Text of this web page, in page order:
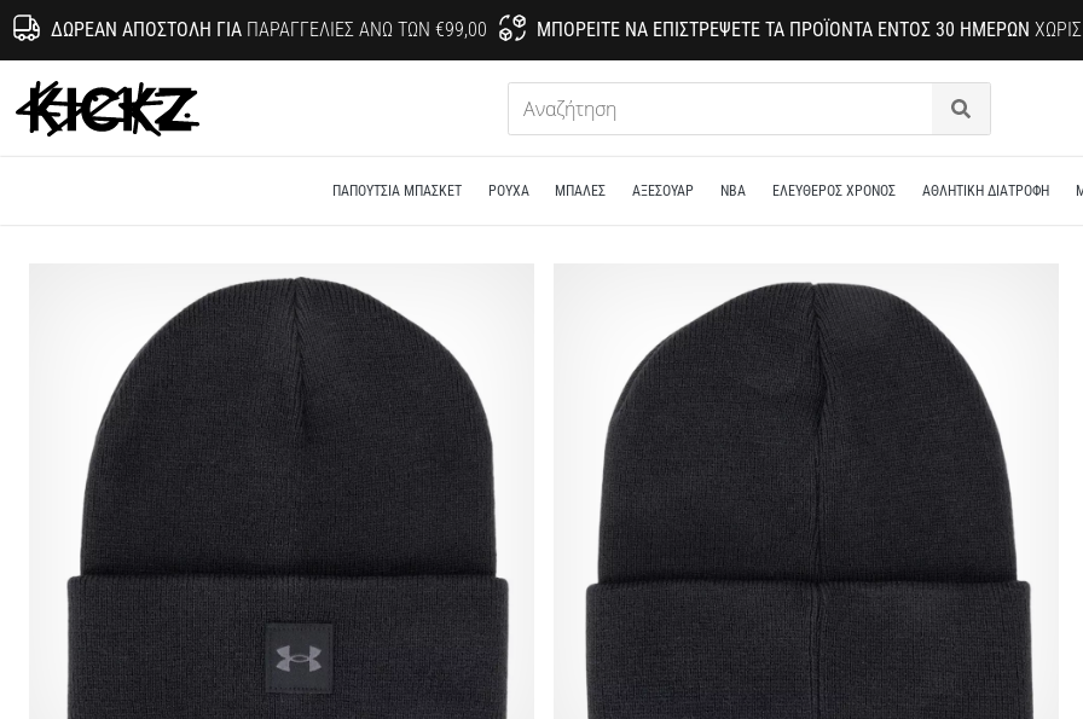
ΔΩΡΕΆΝ ΑΠΟΣΤΟΛΉ ΓΙΑΠΑΡΑΓΓΕΛΊΕΣ ΆΝΩ ΤΩΝ €99,00 ΜΠΟΡΕΊΤΕ ΝΑ ΕΠΙΣΤΡΈΨΕΤΕ ΤΑ ΠΡΟΪΌΝΤΑ ΕΝΤΌΣ 30 ΗΜΕΡΏΝ
KICKZ.gr
Αναζήτηση
ΠΑΠΟΎΤΣΙΑ ΜΠΆΣΚΕΤ ΡΟΎΧΑ ΜΠΑΛΕΣ ΑΞΕΣΟΥΑΡ NBA ΕΛΕΥΘΕΡΟΣ ΧΡΟΝΟΣ ΑΘΛΗΤΙΚΗ ΔΙΑΤΡΟΦΗ